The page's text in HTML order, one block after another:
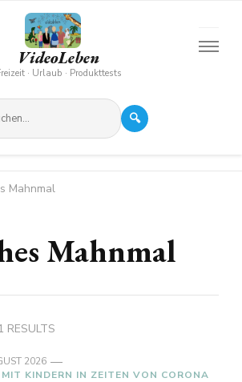
VideoLeben
· Urlaub · Produkttests
🔍
Mahnmal
Mahnmal
2026
KINDERN IN ZEITEN VON CORONA